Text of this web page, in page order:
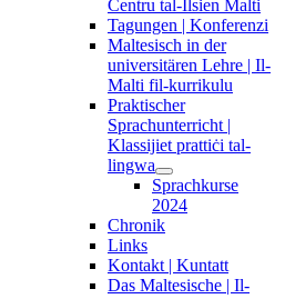
Ċentru tal-Ilsien Malti
Tagungen | Konferenzi
Maltesisch in der
universitären Lehre | Il-
Malti fil-kurrikulu
Praktischer
Sprachunterricht |
Klassijiet prattiċi tal-
lingwa
Sprachkurse
2024
Chronik
Links
Kontakt | Kuntatt
Das Maltesische | Il-